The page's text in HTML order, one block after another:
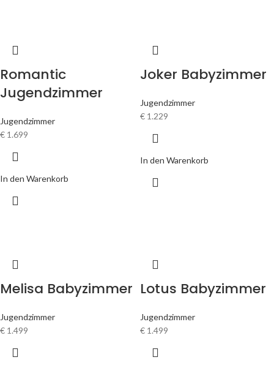
Romantic
Jugendzimmer
Jugendzimmer
€ 1.699
In den Warenkorb
Joker Babyzimmer
Jugendzimmer
€ 1.229
In den Warenkorb
Melisa Babyzimmer
Jugendzimmer
€ 1.499
Lotus Babyzimmer
Jugendzimmer
€ 1.499